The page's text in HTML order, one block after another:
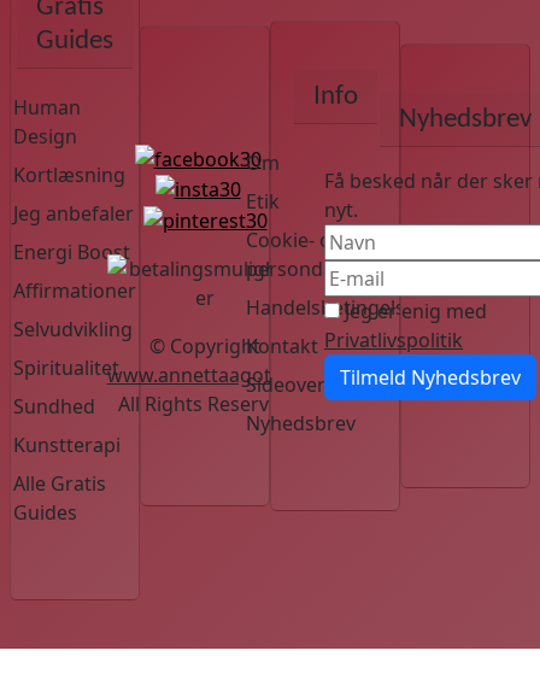
Gratis
Guides
Human
Design
Kortlæsning
Jeg anbefaler
Energi Boost
Affirmationer
Selvudvikling
Spiritualitet
Sundhed
Kunstterapi
Alle Gratis
Guides
© Copyright
www.annettaagot.dk
All Rights Reserved
Info
Om
Etik
Cookie- og
persondatapolitik
Handelsbetingelser
Kontakt
Sideoversigt
Nyhedsbrev
Nyhedsbrev
Få besked når der
nyt.
Jeg er enig med
Privatlivspolitik
Tilmeld Nyhedsbrev